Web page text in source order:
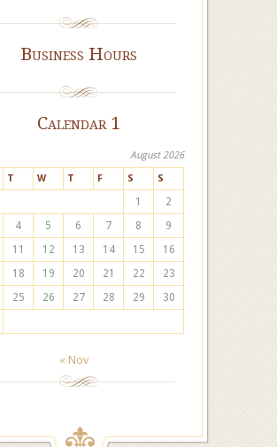
Business Hours
Calendar 1
August 2026
T W T F S S
1
2
4 5 6 7 8
9
11 12 13 14 15
16
18 19 20 21 22
23
25 26 27 28 29
30
« Nov